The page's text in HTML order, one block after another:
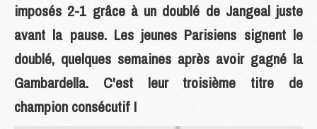
imposés 2-1 grâce à un doublé de Jangeal juste
avant la pause. Les jeunes Parisiens signent le
doublé, quelques semaines après avoir gagné la
Gambardella. C'est leur troisième titre de
champion consécutif !